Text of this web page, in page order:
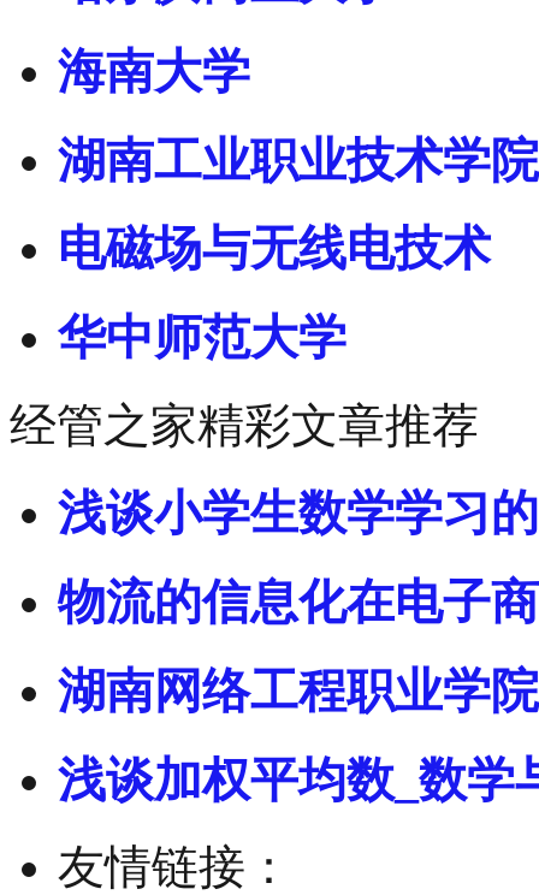
海南大学
湖南工业职业技术学院
电磁场与无线电技术
华中师范大学
经管之家精彩文章推荐
浅谈小学生数学学习
物流的信息化在电子
湖南网络工程职业学
浅谈加权平均数_数学
友情链接：